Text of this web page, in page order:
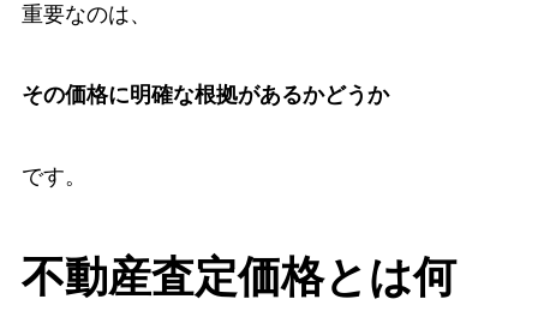
重要なのは、
その価格に明確な根拠があるかどうか
です。
不動産査定価格とは何